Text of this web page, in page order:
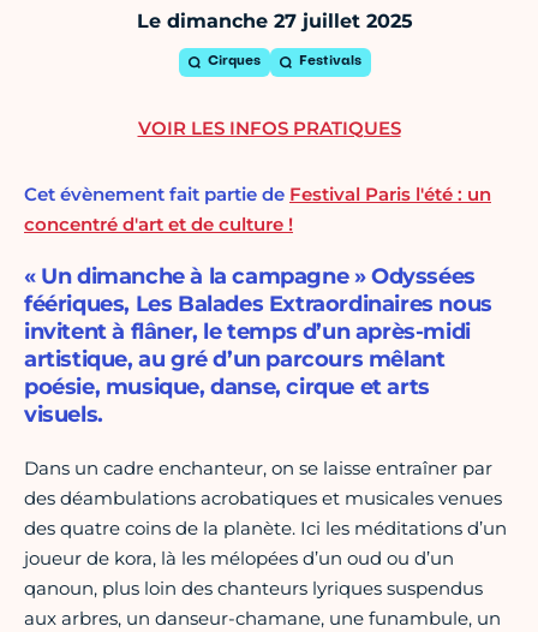
Le dimanche 27 juillet 2025
Cirques Festivals
Cet évènement fait partie de Festival Paris l'été : un
concentré d'art et de culture !
« Un dimanche à la campagne » Odyssées
féériques, Les Balades Extraordinaires nous
invitent à flâner, le temps d’un après-midi
artistique, au gré d’un parcours mêlant
poésie, musique, danse, cirque et arts
visuels.
Dans un cadre enchanteur, on se laisse entraîner par
des déambulations acrobatiques et musicales venues
des quatre coins de la planète. Ici les méditations d’un
joueur de kora, là les mélopées d’un oud ou d’un
qanoun, plus loin des chanteurs lyriques suspendus
aux arbres, un danseur-chamane, une funambule, un
VOIR LES INFOS PRATIQUES